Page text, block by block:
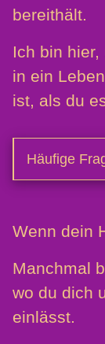
bereithält.
Ich bin
in ein
ist, als du
Häufige
Wenn dein
Manchmal
wo du dich
einlässt.